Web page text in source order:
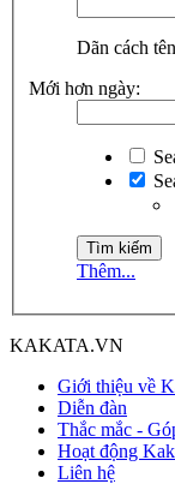
Dãn cách
Mới hơn ngày:
Thêm...
KAKATA.VN
Giới thiệu về
Diễn đàn
Thắc mắc -
Hoạt động
Liên hệ